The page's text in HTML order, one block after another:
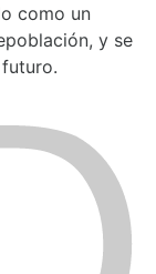
como un
y se